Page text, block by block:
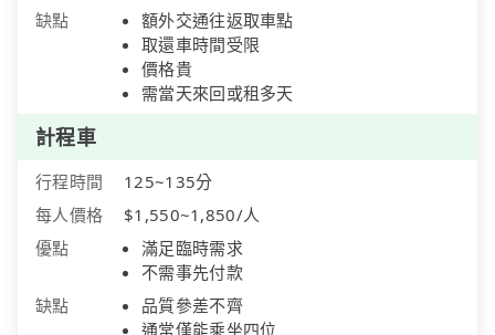
缺點
額外交通往返取車點
取還車時間受限
價格貴
需當天來回或租多天
計程車
行程時間
125~135分
每人價格
$1,550~1,850/人
優點
滿足臨時需求
不需事先付款
缺點
品質參差不齊
通常僅能乘坐四位